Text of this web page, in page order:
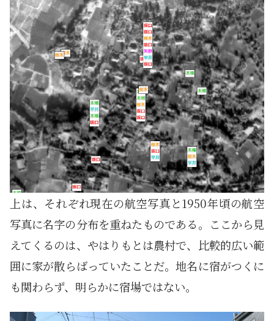
上は、それぞれ現在の航空写真と1950年頃の航空
写真に名字の分布を重ねたものである。ここから見
えてくるのは、やはりもとは農村で、比較的広い範
囲に家が散らばっていたことだ。地名に宿がつくに
も関わらず、明らかに宿場ではない。